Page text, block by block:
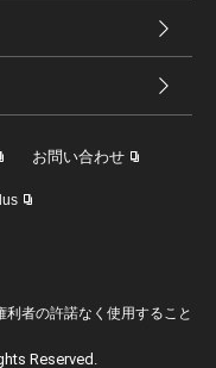
お問い合わせ
者の許諾なく使用すること
Reserved.